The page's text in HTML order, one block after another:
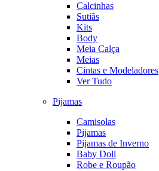
Calcinhas
Sutiãs
Kits
Body
Meia Calça
Meias
Cintas e Modeladores
Ver Tudo
Pijamas
Camisolas
Pijamas
Pijamas de Inverno
Baby Doll
Robe e Roupão